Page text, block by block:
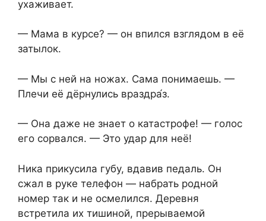
ухаживает.
— Мама в курсе? — он впился взглядом в её
затылок.
— Мы с ней на ножах. Сама понимаешь. —
Плечи её дёрнулись враздра́з.
— Она даже не знает о катастрофе! — голос
его сорвался. — Это удар для неё!
Ника прикусила губу, вдавив педаль. Он
сжал в руке телефон — набрать родной
номер так и не осмелился. Деревня
встретила их тишиной, прерываемой